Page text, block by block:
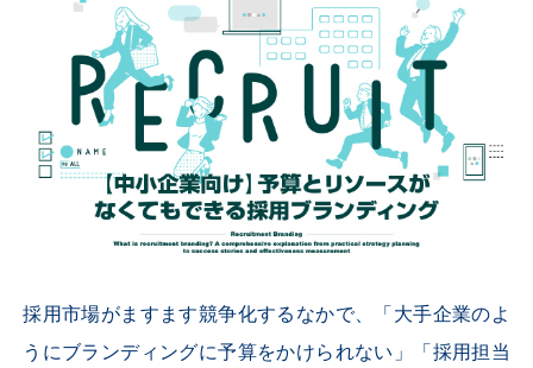
採用市場がますます競争化するなかで、「大手企業のよ
うにブランディングに予算をかけられない」「採用担当